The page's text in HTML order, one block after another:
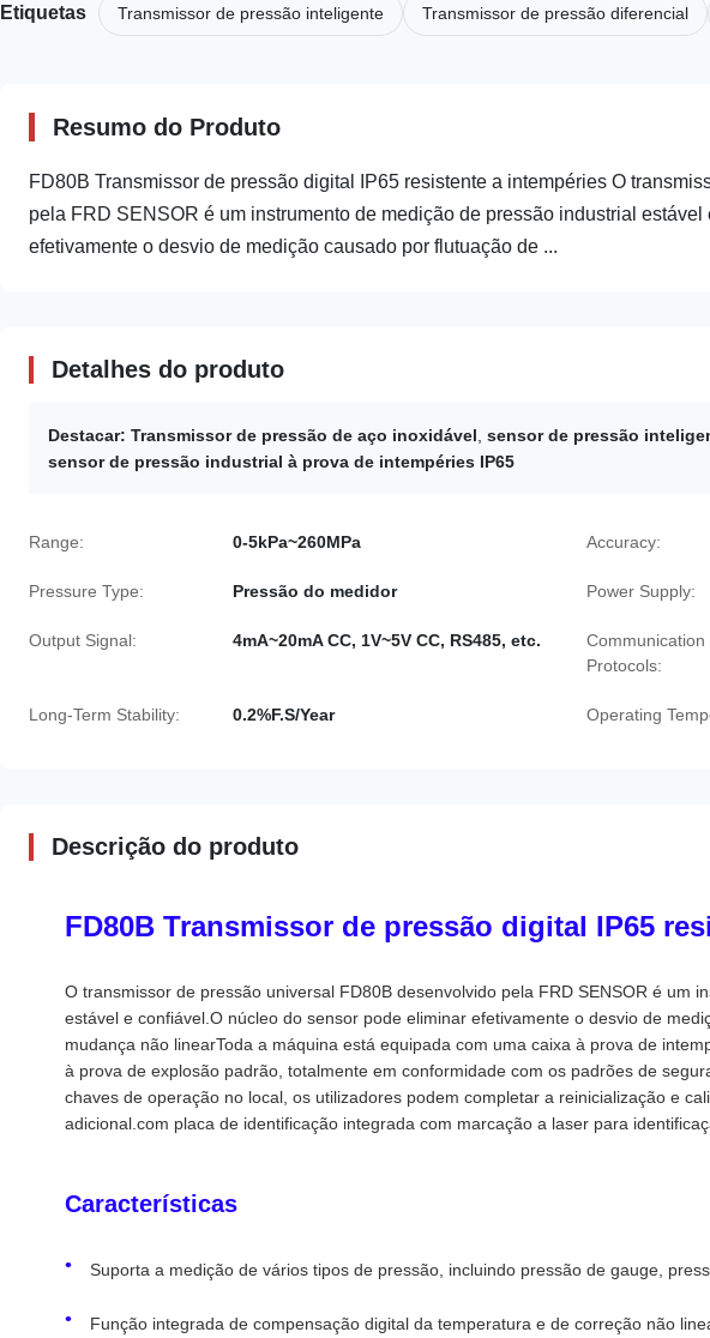
Etiquetas Transmissor de pressão inteligente Transmissor de pressão diferencial
Resumo do Produto
FD80B Transmissor de pressão digital IP65 resistente a intempéries O
pela FRD SENSOR é um instrumento de medição de pressão industrial
efetivamente o desvio de medição causado por flutuação de ...
Detalhes do produto
Destacar: Transmissor de pressão de aço inoxidável, sensor de pressão
sensor de pressão industrial à prova de intempéries IP65
Range: 0-5kPa~260MPa Accuracy:
Pressure Type: Pressão do medidor Power Supply:
Output Signal: 4mA~20mA CC, 1V~5V CC, RS485, etc.
Communication
Protocols:
Long-Term Stability: 0.2%F.S/Year Operating
Descrição do produto
FD80B Transmissor de pressão digital IP65
O transmissor de pressão universal FD80B desenvolvido pela FRD SENSOR é um
estável e confiável.O núcleo do sensor pode eliminar efetivamente o desvio de
mudança não linearToda a máquina está equipada com uma caixa à prova de
à prova de explosão padrão, totalmente em conformidade com os padrões de
chaves de operação no local, os utilizadores podem completar a reinicialização e
adicional.com placa de identificação integrada com marcação a laser para
Características
Suporta a medição de vários tipos de pressão, incluindo pressão de gauge,
Função integrada de compensação digital da temperatura e de correção não